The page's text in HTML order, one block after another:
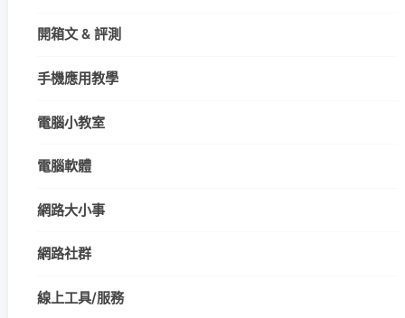
開箱文 & 評測
手機應用教學
電腦小教室
電腦軟體
網路大小事
網路社群
線上工具/服務